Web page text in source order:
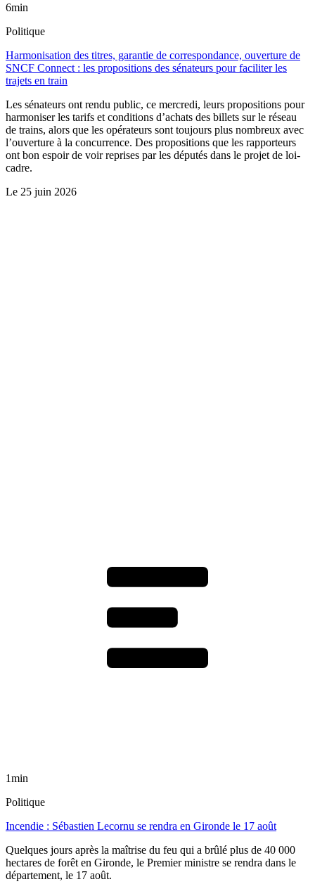
6min
Politique
Harmonisation des titres, garantie de correspondance, ouverture de
SNCF Connect : les propositions des sénateurs pour faciliter les
trajets en train
Les sénateurs ont rendu public, ce mercredi, leurs propositions pour
harmoniser les tarifs et conditions d’achats des billets sur le réseau
de trains, alors que les opérateurs sont toujours plus nombreux avec
l’ouverture à la concurrence. Des propositions que les rapporteurs
ont bon espoir de voir reprises par les députés dans le projet de loi-
cadre.
Le 25 juin 2026
1min
Politique
Incendie : Sébastien Lecornu se rendra en Gironde le 17 août
Quelques jours après la maîtrise du feu qui a brûlé plus de 40 000
hectares de forêt en Gironde, le Premier ministre se rendra dans le
département, le 17 août.